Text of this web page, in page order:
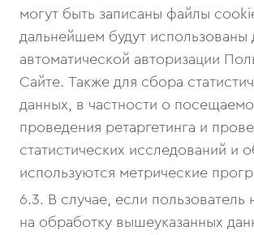
могут быть записаны файлы
дальнейшем будут использованы
автоматической авторизации
Сайте. Также для сбора
данных, в частности о
проведения ретаргетинга и
статистических исследований и
используются метрические
6.3. В случае, если пользователь
на обработку вышеуказанных